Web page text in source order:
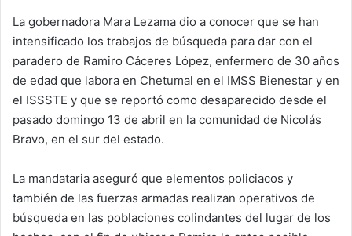
La gobernadora Mara Lezama dio a conocer que se han
intensificado los trabajos de búsqueda para dar con el
paradero de Ramiro Cáceres López, enfermero de 30 años
de edad que labora en Chetumal en el IMSS Bienestar y en
el ISSSTE y que se reportó como desaparecido desde el
pasado domingo 13 de abril en la comunidad de Nicolás
Bravo, en el sur del estado.
La mandataria aseguró que elementos policiacos y
también de las fuerzas armadas realizan operativos de
búsqueda en las poblaciones colindantes del lugar de los